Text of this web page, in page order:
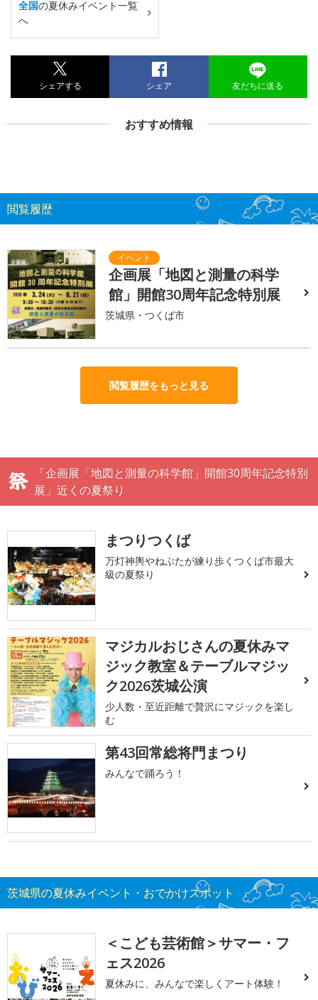
全国の夏休みイベント一覧
へ
シェアする シェア 友だちに送る
おすすめ情報
閲覧履歴
企画展「地図と測量の科学
館」開館30周年記念特別展
茨城県・つくば市
閲覧履歴をもっと見る
「企画展「地図と測量の科学館」開館30周年記念特別
展」近くの夏祭り
まつりつくば
万灯神輿やねぶたが練り歩くつくば市最大
級の夏祭り
マジカルおじさんの夏休みマ
ジック教室＆テーブルマジッ
ク2026茨城公演
少人数・至近距離で贅沢にマジックを楽し
む
第43回常総将門まつり
みんなで踊ろう！
茨城県の夏休みイベント・おでかけスポット
＜こども芸術館＞サマー・フ
ェス2026
夏休みに、みんなで楽しくアート体験！